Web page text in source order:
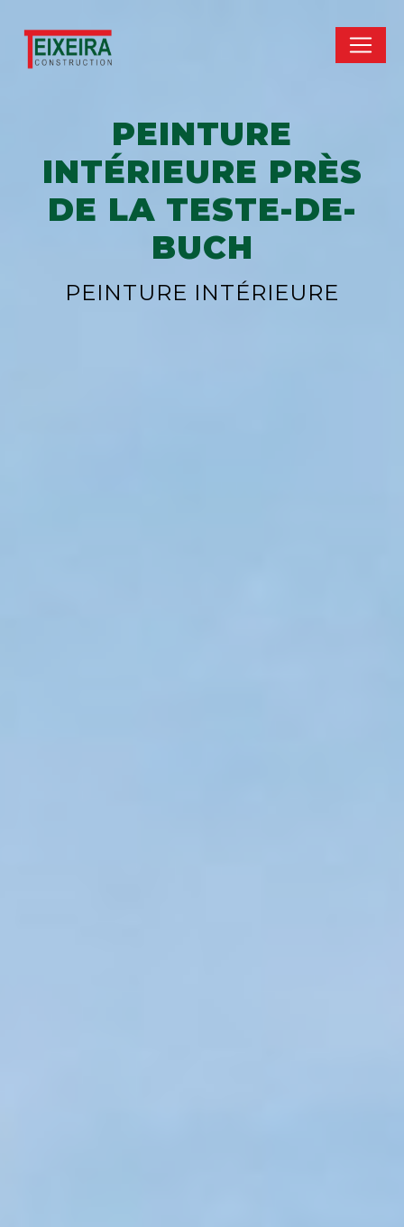
PEINTURE
INTÉRIEURE PRÈS
DE LA TESTE-DE-
BUCH
PEINTURE INTÉRIEURE